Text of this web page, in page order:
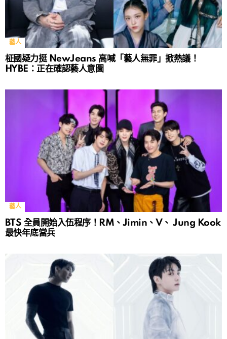
藝人
柾國疑力挺 NewJeans 高喊「藝人無罪」掀熱議！
HYBE：正在確認藝人意圖
藝人
BTS 全員開始入伍程序！RM、Jimin、V、 Jung Kook
最快年底當兵